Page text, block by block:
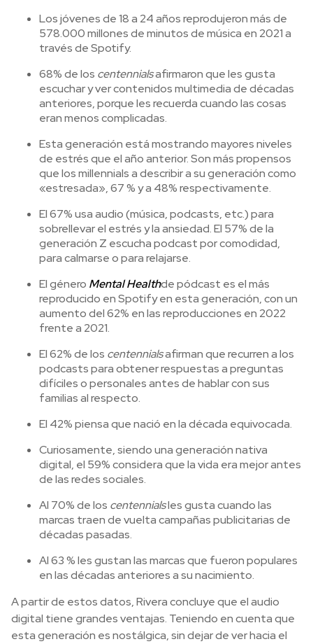
Los jóvenes de 18 a 24 años reprodujeron más de
578.000 millones de minutos de música en 2021 a
través de Spotify.
68% de los centennialsafirmaron que les gusta
escuchar y ver contenidos multimedia de décadas
anteriores, porque les recuerda cuando las cosas
eran menos complicadas.
Esta generación está mostrando mayores niveles
de estrés que el año anterior. Son más propensos
que los millennials a describir a su generación como
«estresada», 67 % y a 48% respectivamente.
El 67% usa audio (música, podcasts, etc.) para
sobrellevar el estrés y la ansiedad. El 57% de la
generación Z escucha podcast por comodidad,
para calmarse o para relajarse.
El género Mental Healthde pódcast es el más
reproducido en Spotify en esta generación, con un
aumento del 62% en las reproducciones en 2022
frente a 2021.
El 62% de los centennialsafirman que recurren a los
podcasts para obtener respuestas a preguntas
difíciles o personales antes de hablar con sus
familias al respecto.
El 42% piensa que nació en la década equivocada.
Curiosamente, siendo una generación nativa
digital, el 59% considera que la vida era mejor antes
de las redes sociales.
Al 70% de los centennialsles gusta cuando las
marcas traen de vuelta campañas publicitarias de
décadas pasadas.
Al 63 % les gustan las marcas que fueron populares
en las décadas anteriores a su nacimiento.
A partir de estos datos, Rivera concluye que el audio
digital tiene grandes ventajas. Teniendo en cuenta que
esta generación es nostálgica, sin dejar de ver hacia el